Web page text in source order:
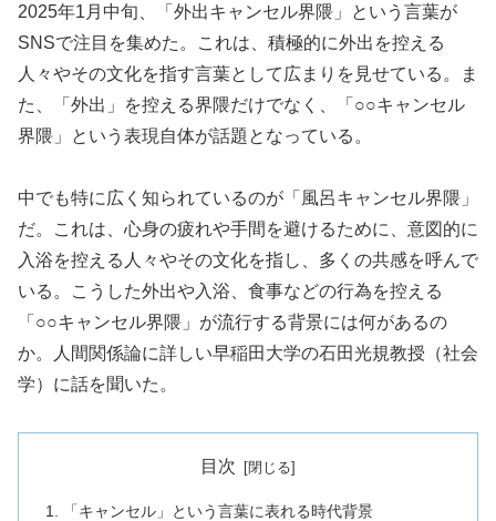
2025年1月中旬、「外出キャンセル界隈」という言葉が
SNSで注目を集めた。これは、積極的に外出を控える
人々やその文化を指す言葉として広まりを見せている。ま
た、「外出」を控える界隈だけでなく、「○○キャンセル
界隈」という表現自体が話題となっている。
中でも特に広く知られているのが「風呂キャンセル界隈」
だ。これは、心身の疲れや手間を避けるために、意図的に
入浴を控える人々やその文化を指し、多くの共感を呼んで
いる。こうした外出や入浴、食事などの行為を控える
「○○キャンセル界隈」が流行する背景には何があるの
か。人間関係論に詳しい早稲田大学の石田光規教授（社会
学）に話を聞いた。
目次
「キャンセル」という言葉に表れる時代背景